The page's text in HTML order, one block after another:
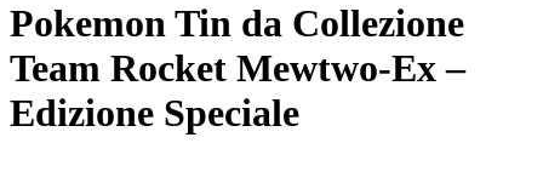
Pokemon Tin da Collezione
Team Rocket Mewtwo-Ex –
Edizione Speciale